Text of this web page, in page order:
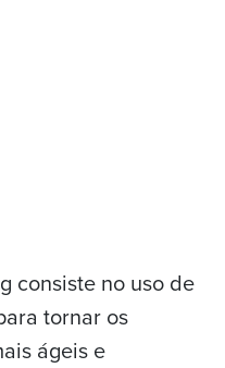
consiste no uso de
tornar os
ágeis e